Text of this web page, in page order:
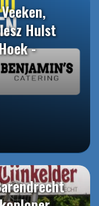
Hulst
-